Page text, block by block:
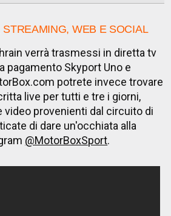
WEB E SOCIAL
verrà trasmessi in diretta tv
pagamento Skyport Uno e
potrete invece trovare
live per tutti e tre i giorni,
provenienti dal circuito di
di dare un'occhiata alla
@MotorBoxSport.